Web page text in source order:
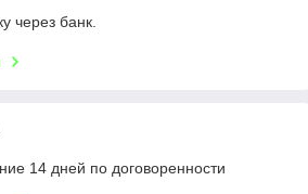
через банк.
14 дней по договоренности